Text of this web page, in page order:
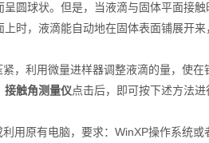
圆球状。但是，当液滴与固体平面接
时，液滴能自动地在固体表面铺展开
，利用微量进样器调整液滴的量，使在
接触角测量仪点击后，即可按下述方法进
用原有电脑，要求：WinXP操作系统或